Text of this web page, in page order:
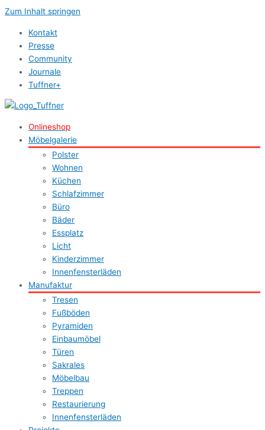
Zum Inhalt springen
Kontakt
Presse
Community
Journale
Tuffner+
Onlineshop
Möbelgalerie
Polster
Wohnen
Küchen
Schlafzimmer
Büro
Bäder
Essplatz
Licht
Kinderzimmer
Innenfensterläden
Manufaktur
Tresen
Fußböden
Pyramiden
Einbaumöbel
Türen
Sakrales
Möbelbau
Treppen
Restaurierung
Innenfensterläden